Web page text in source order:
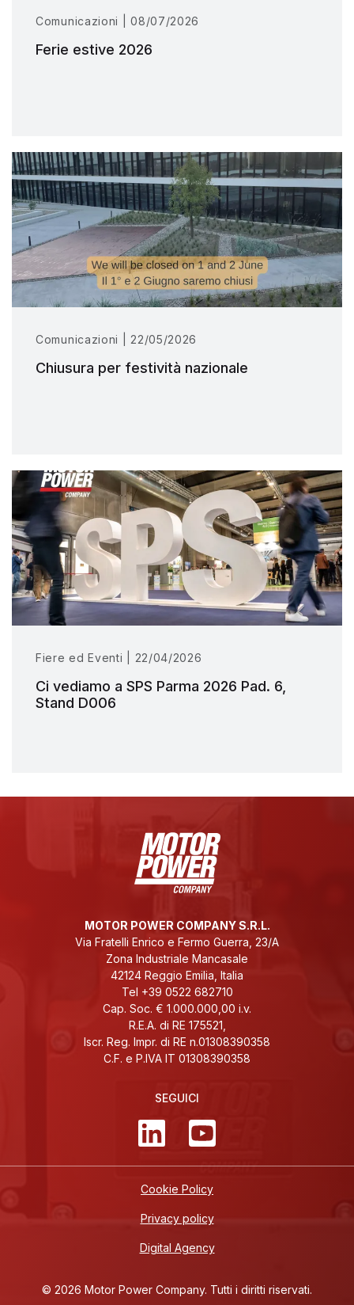
Comunicazioni | 08/07/2026
Ferie estive 2026
Comunicazioni | 22/05/2026
Chiusura per festività nazionale
Fiere ed Eventi | 22/04/2026
Ci vediamo a SPS Parma 2026 Pad. 6,
Stand D006
MOTOR POWER COMPANY S.R.L.
Via Fratelli Enrico e Fermo Guerra, 23/A
Zona Industriale Mancasale
42124 Reggio Emilia, Italia
Tel +39 0522 682710
Cap. Soc. € 1.000.000,00 i.v.
R.E.A. di RE 175521,
Iscr. Reg. Impr. di RE n.01308390358
C.F. e P.IVA IT 01308390358
SEGUICI
Cookie Policy
Privacy policy
Digital Agency
© 2026 Motor Power Company. Tutti i diritti riservati.